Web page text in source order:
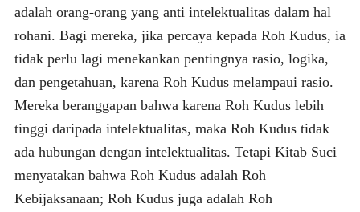
adalah orang-orang yang anti intelektualitas dalam hal
rohani. Bagi mereka, jika percaya kepada Roh Kudus, ia
tidak perlu lagi menekankan pentingnya rasio, logika,
dan pengetahuan, karena Roh Kudus melampaui rasio.
Mereka beranggapan bahwa karena Roh Kudus lebih
tinggi daripada intelektualitas, maka Roh Kudus tidak
ada hubungan dengan intelektualitas. Tetapi Kitab Suci
menyatakan bahwa Roh Kudus adalah Roh
Kebijaksanaan; Roh Kudus juga adalah Roh